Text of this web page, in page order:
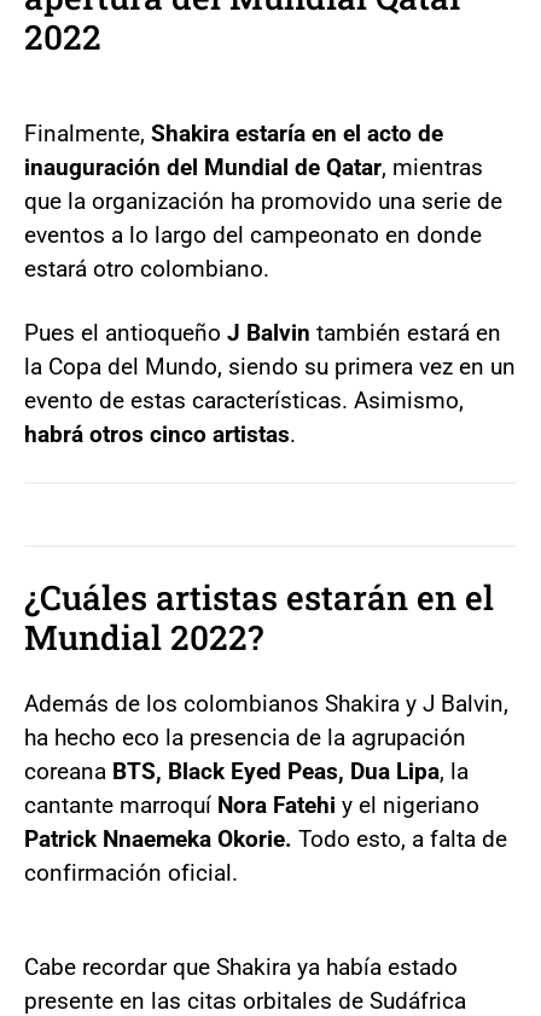
2022
Finalmente, Shakira estaría en el acto de
inauguración del Mundial de Qatar, mientras
que la organización ha promovido una serie de
eventos a lo largo del campeonato en donde
estará otro colombiano.
Pues el antioqueño J Balvin también estará en
la Copa del Mundo, siendo su primera vez en un
evento de estas características. Asimismo,
habrá otros cinco artistas.
¿Cuáles artistas estarán en el
Mundial 2022?
Además de los colombianos Shakira y J Balvin,
ha hecho eco la presencia de la agrupación
coreana BTS, Black Eyed Peas, Dua Lipa, la
cantante marroquí Nora Fatehi y el nigeriano
Patrick Nnaemeka Okorie. Todo esto, a falta de
confirmación oficial.
Cabe recordar que Shakira ya había estado
presente en las citas orbitales de Sudáfrica